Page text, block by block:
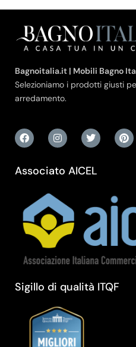
Bagnoitalia.it | Mobili Bagno
Selezioniamo i prodotti giusti
arredamento.
Associato AICEL
Sigillo di qualità ITQF